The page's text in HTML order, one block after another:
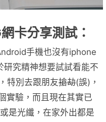
卡分享測試：
手機也沒有iphone
究精神想要試試看能不
特別去跟朋友搶劫(誤)，
實驗，而且現在其實已
是光纖，在家外出都是